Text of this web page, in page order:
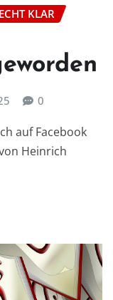
KLAR
0
auf Facebook
Heinrich